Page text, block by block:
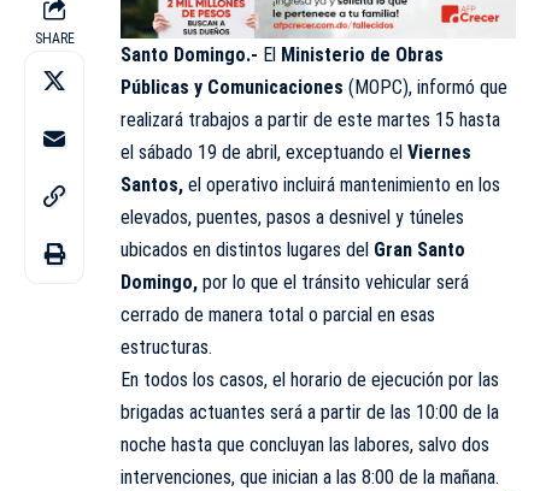
SHARE
Santo Domingo.- El Ministerio de Obras
Públicas y Comunicaciones (MOPC), informó que
realizará trabajos a partir de este martes 15 hasta
el sábado 19 de abril, exceptuando el Viernes
Santos, el operativo incluirá mantenimiento en los
elevados, puentes, pasos a desnivel y túneles
ubicados en distintos lugares del Gran Santo
Domingo, por lo que el tránsito vehicular será
cerrado de manera total o parcial en esas
estructuras.
En todos los casos, el horario de ejecución por las
brigadas actuantes será a partir de las 10:00 de la
noche hasta que concluyan las labores, salvo dos
intervenciones, que inician a las 8:00 de la mañana.